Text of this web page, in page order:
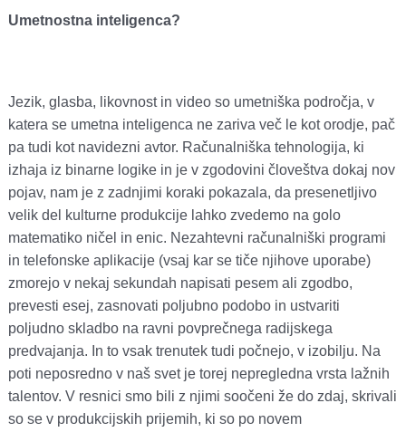
Umetnostna inteligenca?
Jezik, glasba, likovnost in video so umetniška področja, v
katera se umetna inteligenca ne zariva več le kot orodje, pač
pa tudi kot navidezni avtor. Računalniška tehnologija, ki
izhaja iz binarne logike in je v zgodovini človeštva dokaj nov
pojav, nam je z zadnjimi koraki pokazala, da presenetljivo
velik del kulturne produkcije lahko zvedemo na golo
matematiko ničel in enic. Nezahtevni računalniški programi
in telefonske aplikacije (vsaj kar se tiče njihove uporabe)
zmorejo v nekaj sekundah napisati pesem ali zgodbo,
prevesti esej, zasnovati poljubno podobo in ustvariti
poljudno skladbo na ravni povprečnega radijskega
predvajanja. In to vsak trenutek tudi počnejo, v izobilju. Na
poti neposredno v naš svet je torej nepregledna vrsta lažnih
talentov. V resnici smo bili z njimi soočeni že do zdaj, skrivali
so se v produkcijskih prijemih, ki so po novem